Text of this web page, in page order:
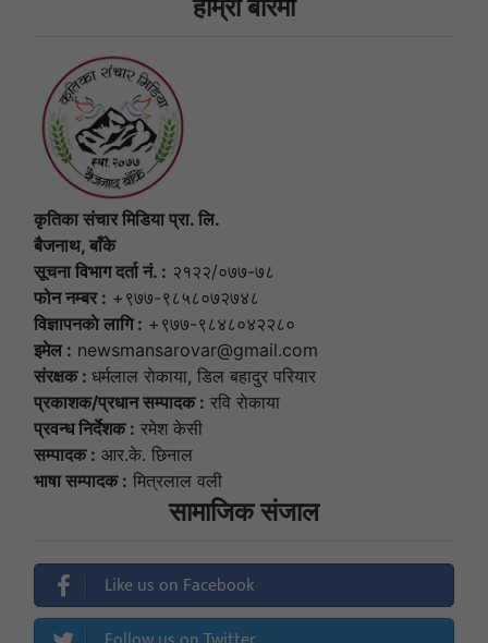
हाम्राे बारेमा
कृतिका संचार मिडिया प्रा. लि.
बैजनाथ, बाँके
सूचना विभाग दर्ता नं. : २१२२/०७७-७८
फोन नम्बर : +९७७-९८५८०७२७४८
विज्ञापनकाे लागि : +९७७-९८४८०४२२८०
इमेल : newsmansarovar@gmail.com
संरक्षक : धर्मलाल राेकाया, डिल बहादुर परियार
प्रकाशक/प्रधान सम्पादक : रवि राेकाया
प्रवन्ध निर्देशक : रमेश केसी
सम्पादक : आर.के. छिनाल
भाषा सम्पादक : मित्रलाल वली
सामाजिक संजाल
Like us on Facebook